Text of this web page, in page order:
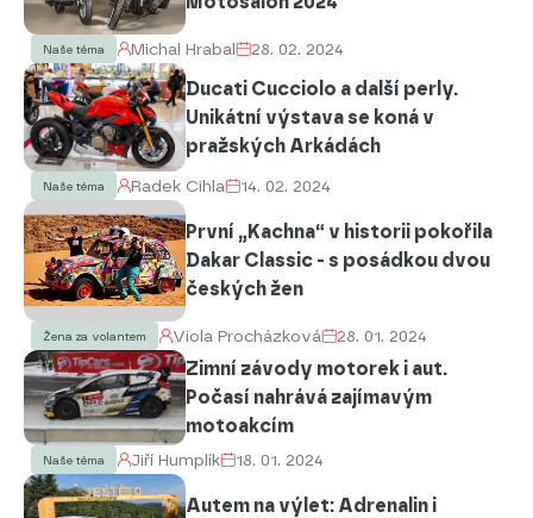
Naše téma Michal Hrabal 28. 02. 2024
Ducati Cucciolo a další perly.
Unikátní výstava se koná v
pražských Arkádách
Naše téma Radek Cihla 14. 02. 2024
První „Kachna“ v historii pokořila
Dakar Classic - s posádkou dvou
českých žen
Žena za volantem Viola Procházková 28. 01. 2024
Zimní závody motorek i aut.
Počasí nahrává zajímavým
motoakcím
Naše téma Jiří Humplík 18. 01. 2024
Autem na výlet: Adrenalin i